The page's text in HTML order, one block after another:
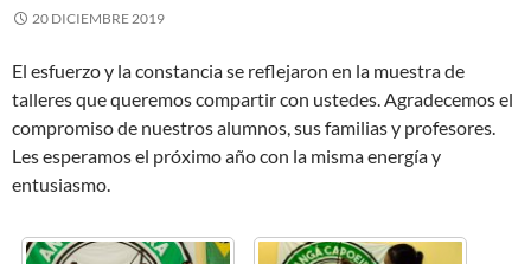
20 DICIEMBRE 2019
El esfuerzo y la constancia se reflejaron en la muestra de
talleres que queremos compartir con ustedes. Agradecemos el
compromiso de nuestros alumnos, sus familias y profesores.
Les esperamos el próximo año con la misma energía y
entusiasmo.